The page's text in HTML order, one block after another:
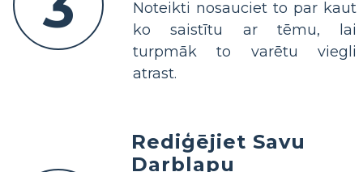
Noteikti nosauciet to par kaut
ko saistītu ar tēmu, lai
turpmāk to varētu viegli
atrast.
Rediģējiet Savu
Darblapu